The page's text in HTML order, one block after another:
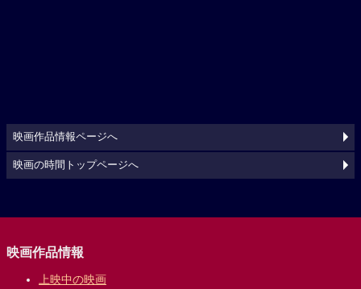
映画作品情報ページへ
映画の時間トップページへ
映画作品情報
上映中の映画